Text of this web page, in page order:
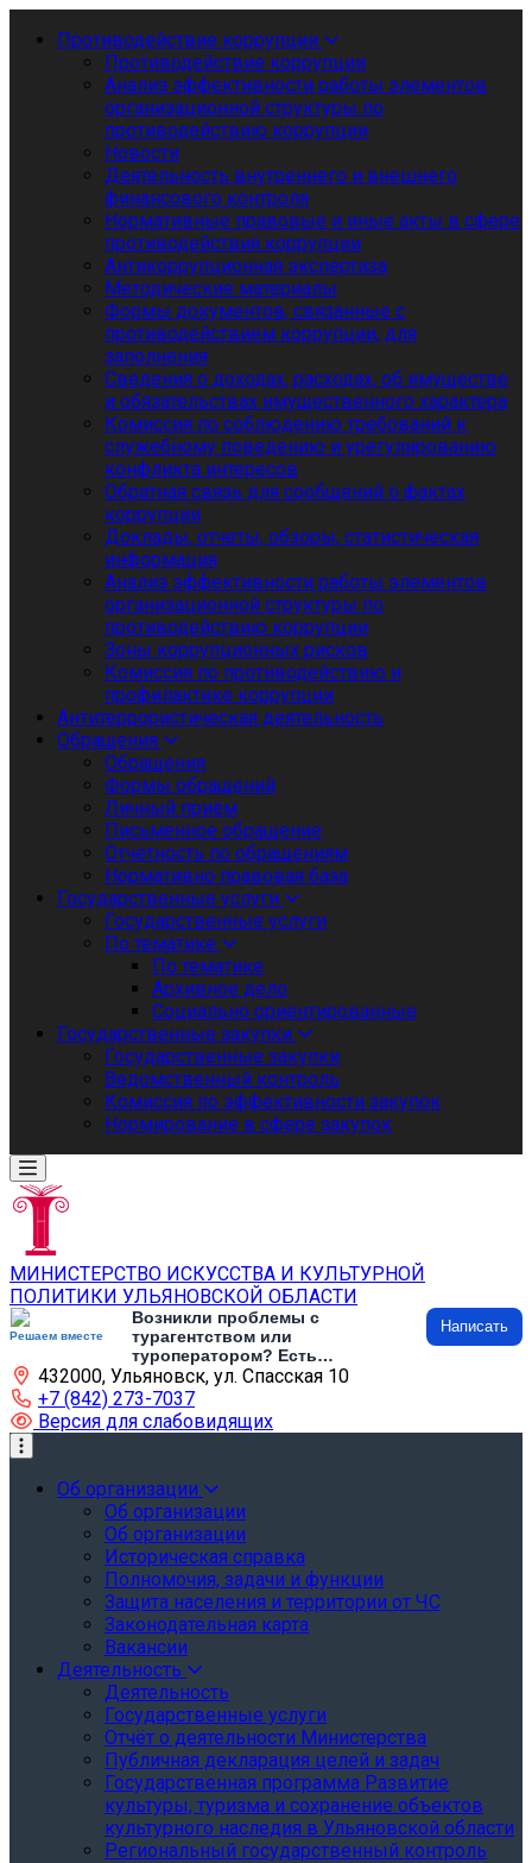
Противодействие коррупции
Противодействие коррупции
Анализ эффективности работы элементов
организационной структуры по
противодействию коррупции
Новости
Деятельность внутреннего и внешнего
финансового контроля
Нормативные правовые и иные акты в сфере
противодействия коррупции
Антикоррупционная экспертиза
Методические материалы
Формы документов, связанные с
противодействием коррупции, для
заполнения
Сведения о доходах, расходах, об имуществе
и обязательствах имущественного характера
Комиссия по соблюдению требований к
служебному поведению и урегулированию
конфликта интересов
Обратная связь для сообщений о фактах
коррупции
Доклады, отчеты, обзоры, статистическая
информация
Анализ эффективности работы элементов
организационной структуры по
противодействию коррупции
Зоны коррупционных рисков
Комиссия по противодействию и
профилактике коррупции
Антитеррористическая деятельность
Обращения
Обращения
Формы обращений
Личный приём
Письменное обращение
Отчетность по обращениям
Нормативно правовая база
Государственные услуги
Государственные услуги
По тематике
По тематике
Архивное дело
Социально ориентированные
Государственные закупки
Государственные закупки
Ведомственный контроль
Комиссия по эффективности закупок
Нормирование в сфере закупок
МИНИСТЕРСТВО ИСКУССТВА И КУЛЬТУРНОЙ
ПОЛИТИКИ УЛЬЯНОВСКОЙ ОБЛАСТИ
Решаем вместе
Возникли проблемы с
турагентством или
туроператором? Есть
предложения по развитию
туризма и туристической
инфраструктуры? Напишите об
этом
Написать
432000, Ульяновск, ул. Спасская 10
+7 (842) 273-7037
Версия для слабовидящих
Об организации
Об организации
Об организации
Историческая справка
Полномочия, задачи и функции
Защита населения и территории от ЧС
Законодательная карта
Вакансии
Деятельность
Деятельность
Государственные услуги
Отчёт о деятельности Министерства
Публичная декларация целей и задач
Государственная программа Развитие
культуры, туризма и сохранение объектов
культурного наследия в Ульяновской области
Региональный государственный контроль